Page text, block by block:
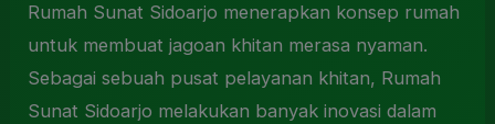
Rumah Sunat Sidoarjo menerapkan konsep rumah
untuk membuat jagoan khitan merasa nyaman.
Sebagai sebuah pusat pelayanan khitan, Rumah
Sunat Sidoarjo melakukan banyak inovasi dalam